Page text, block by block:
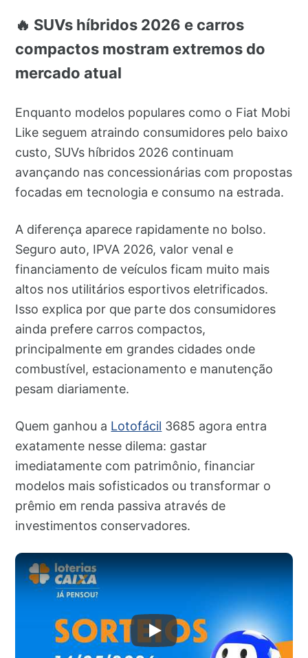
🔥 SUVs híbridos 2026 e carros
compactos mostram extremos do
mercado atual
Enquanto modelos populares como o Fiat Mobi
Like seguem atraindo consumidores pelo baixo
custo, SUVs híbridos 2026 continuam
avançando nas concessionárias com propostas
focadas em tecnologia e consumo na estrada.
A diferença aparece rapidamente no bolso.
Seguro auto, IPVA 2026, valor venal e
financiamento de veículos ficam muito mais
altos nos utilitários esportivos eletrificados.
Isso explica por que parte dos consumidores
ainda prefere carros compactos,
principalmente em grandes cidades onde
combustível, estacionamento e manutenção
pesam diariamente.
Quem ganhou a Lotofácil 3685 agora entra
exatamente nesse dilema: gastar
imediatamente com patrimônio, financiar
modelos mais sofisticados ou transformar o
prêmio em renda passiva através de
investimentos conservadores.